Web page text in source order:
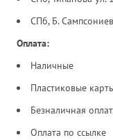
СПб, Б.
Оплата:
Наличные
Пластиковые
Безналичная
Оплата по ссылке